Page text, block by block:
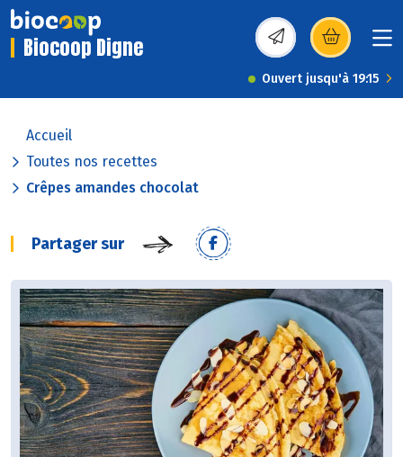
Biocoop Digne (s’ouvre dans une
Ouvert jusqu'à 19:15
Accueil
Toutes nos recettes
Crêpes amandes chocolat
Partager sur